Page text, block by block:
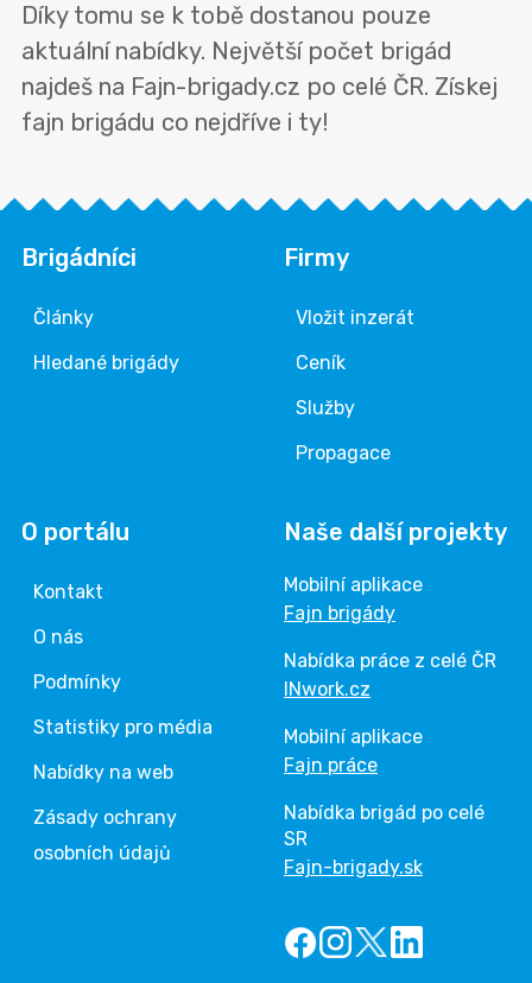
Díky tomu se k tobě dostanou pouze
aktuální nabídky. Největší počet brigád
najdeš na Fajn-brigady.cz po celé ČR. Získej
fajn brigádu co nejdříve i ty!
Brigádníci
Články
Hledané brigády
Firmy
Vložit inzerát
Ceník
Služby
Propagace
O portálu
Kontakt
O nás
Podmínky
Statistiky pro média
Nabídky na web
Zásady ochrany
osobních údajů
Naše další projekty
Mobilní aplikace
Fajn brigády
Nabídka práce z celé ČR
INwork.cz
Mobilní aplikace
Fajn práce
Nabídka brigád po celé
SR
Fajn-brigady.sk